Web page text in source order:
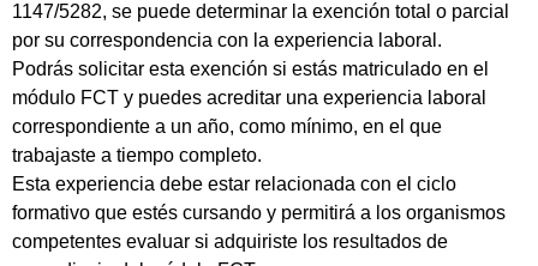
1147/5282, se puede determinar la exención total o parcial
por su correspondencia con la experiencia laboral.
Podrás solicitar esta exención si estás matriculado en el
módulo FCT y puedes acreditar una experiencia laboral
correspondiente a un año, como mínimo, en el que
trabajaste a tiempo completo.
Esta experiencia debe estar relacionada con el ciclo
formativo que estés cursando y permitirá a los organismos
competentes evaluar si adquiriste los resultados de